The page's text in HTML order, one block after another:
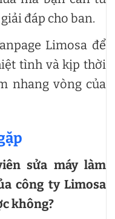
đáp cho ban.
Limosa để
tình và kịp thời
nhang vòng của
sửa máy làm
công ty Limosa
không?